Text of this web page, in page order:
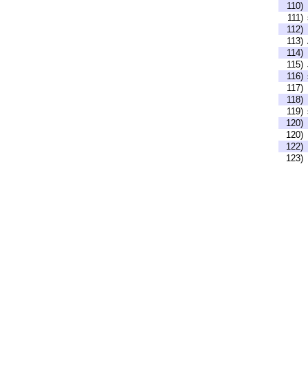
110)
111)
112)
113)
114)
115)
116)
117)
118)
119)
120)
120)
122)
123)